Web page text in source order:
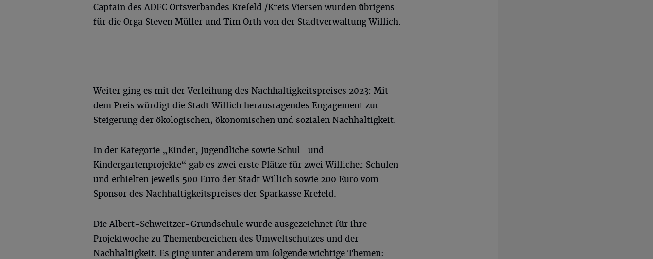
Captain des ADFC Ortsverbandes Krefeld /Kreis Viersen wurden übrigens
für die Orga Steven Müller und Tim Orth von der Stadtverwaltung Willich.
Weiter ging es mit der Verleihung des Nachhaltigkeitspreises 2023: Mit
dem Preis würdigt die Stadt Willich herausragendes Engagement zur
Steigerung der ökologischen, ökonomischen und sozialen Nachhaltigkeit.
In der Kategorie „Kinder, Jugendliche sowie Schul- und
Kindergartenprojekte“ gab es zwei erste Plätze für zwei Willicher Schulen
und erhielten jeweils 500 Euro der Stadt Willich sowie 200 Euro vom
Sponsor des Nachhaltigkeitspreises der Sparkasse Krefeld.
Die Albert-Schweitzer-Grundschule wurde ausgezeichnet für ihre
Projektwoche zu Themenbereichen des Umweltschutzes und der
Nachhaltigkeit. Es ging unter anderem um folgende wichtige Themen: